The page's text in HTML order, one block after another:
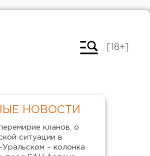
[18+]
НОВОСТИ
кланов: о
ситуации в
Уральском – колонка